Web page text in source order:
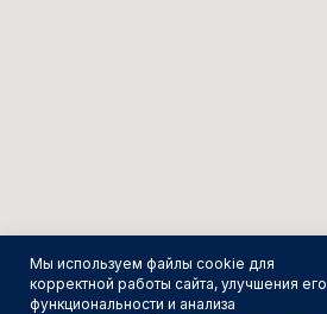
Мы используем файлы cookie для
корректной работы сайта, улучшения его
функциональности и анализа